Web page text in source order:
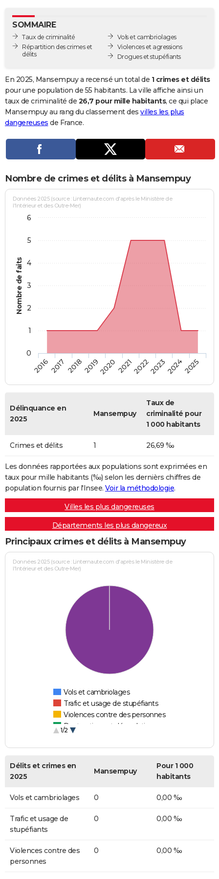
GUIDES D'ACHAT
BONS PLANS
Carte de Noël
Carte Bonne année
Carte Saint-Valentin
Carte Pâques
Carte d'anniversaire
DICTIONNAIRE
Dictionnaire
Biographies
Citations
Expressions
Proverbes
PROGRAMME TV
Se connecter
Entreprises
Service militaire
Avis de recherche
AVIS DE DÉCÈS
Bricolage
Lifestyle
Culture
Sport
Auto
Television
Voyage
Cinema
SOMMAIRE
Taux de criminalité
Répartition des crimes et
délits
Vols et cambriolages
Violences et agressions
Drogues et stupéfiants
En 2025, Mansempuy a recensé un total de 1 crimes et délits
pour une population de 55 habitants. La ville affiche ainsi un
taux de criminalité de 26,7 pour mille habitants, ce qui place
Mansempuy au rang du classement des villes les plus
dangereuses de France.
Nombre de crimes et délits à Mansempuy
Nombre de faits
Données 2025 (source : Linternaute.com d'après le Ministère de
l'Intérieur et des Outre-Mer)
20162017 20182019202020212022202320242025
0
1
2
3
4
5
6
Délinquance en
2025
Mansempuy
Taux de
criminalité pour
1 000 habitants
Crimes et délits 1 26,69 ‰
Les données rapportées aux populations sont exprimées en
taux pour mille habitants (‰) selon les dernièrs chiffres de
population fournis par l'Insee. Voir la méthodologie.
Villes les plus dangereuses
Départements les plus dangereux
Principaux crimes et délits à Mansempuy
Données 2025 (source : Linternaute.com d'après le Ministère de
l'Intérieur et des Outre-Mer)
Vols et cambriolages
Trafic et usage de stupéfiants
Violences contre des personnes
Destructions et dégradations
1/2
Délits et crimes en
2025
Mansempuy
Pour 1 000
habitants
Vols et cambriolages 0 0,00 ‰
Trafic et usage de
stupéfiants
0 0,00 ‰
Violences contre des
personnes
0 0,00 ‰